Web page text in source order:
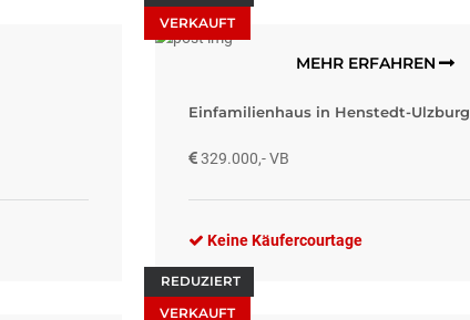
VERKAUFT
MEHR ERFAHREN
Einfamilienhaus in Henstedt-Ulzburg
329.000,- VB
Keine Käufercourtage
VERKAUFT
REDUZIERT